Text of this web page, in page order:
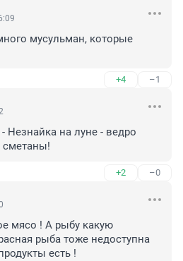
мусульман, которые
+4 –1
Незнайка на луне - ведро
сметаны!
+2 –0
мясо ! А рыбу какую
рыба тоже недоступна
есть !